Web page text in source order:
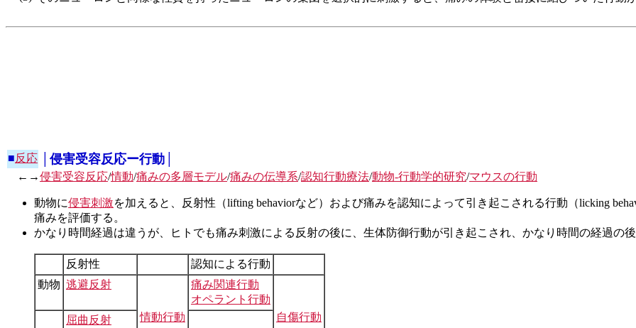
■反応 │侵害受容反応ー行動│
←→侵害受容反応/情動/痛みの多層モデル/痛みの伝導系/認知行動療法/動物-行動学的研究/マウスの行動
動物に侵害刺激を加えると、反射性（lifting behaviorなど）および痛みを認知によって引き起こされる行動（licking
痛みを評価する。
かなり時間経過は違うが、ヒトでも痛み刺激による反射の後に、生体防御行動が引き起こされ、かなり時間の経過の
反射性
認知による行動
動物 逃避反射
情動行動
痛み関連行動
オペラント行動
自傷行動
屈曲反射